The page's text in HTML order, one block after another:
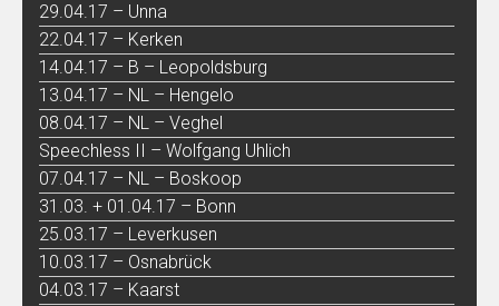
29.04.17 – Unna
22.04.17 – Kerken
14.04.17 – B – Leopoldsburg
13.04.17 – NL – Hengelo
08.04.17 – NL – Veghel
Speechless II – Wolfgang Uhlich
07.04.17 – NL – Boskoop
31.03. + 01.04.17 – Bonn
25.03.17 – Leverkusen
10.03.17 – Osnabrück
04.03.17 – Kaarst